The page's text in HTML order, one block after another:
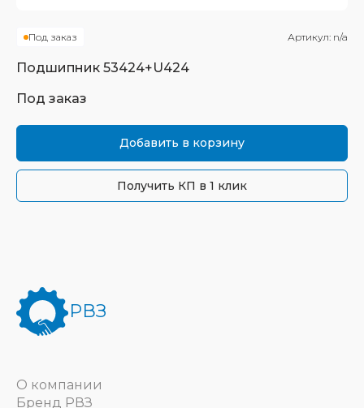
Под заказ Артикул: n/a
Подшипник 53424+U424
Под заказ
Добавить в корзину
Получить КП в 1 клик
РВЗ
О компании
Бренд РВЗ